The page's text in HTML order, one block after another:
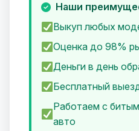
Наши
Выкуп любых
Оценка до 98%
Деньги в день
Бесплатный
Работаем с
авто